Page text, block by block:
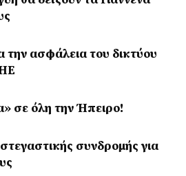
την ασφάλεια του δικτύου
σε όλη την Ήπειρο!
στεγαστικής συνδρομής για